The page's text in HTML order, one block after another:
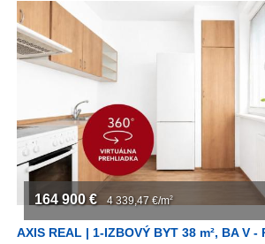
164 900 € 4 339,47 €/m2